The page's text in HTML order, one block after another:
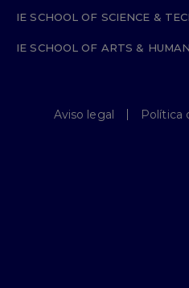
IE SCHOOL OF SCIENCE &
IE SCHOOL OF ARTS &
Aviso legal Política